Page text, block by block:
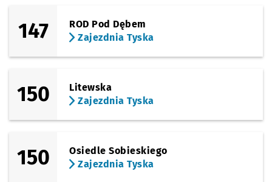
147
ROD Pod Dębem
Zajezdnia Tyska
150
Litewska
Zajezdnia Tyska
150
Osiedle Sobieskiego
Zajezdnia Tyska